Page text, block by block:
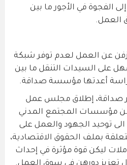
الفجوة في الأجور ما بين
العمل.
يعزفن عن العمل لعدم توفر شبكة
على السيدات التنقل ما بين
أعدتها مؤسسة صداقة.
صداقة، إطلاق مجلس عمل
مؤسسات المجتمع المدني
توحيد الجهود والعمل على
بملف الحقوق الاقتصادية،
ليكن قوة مؤثرة في إحداث